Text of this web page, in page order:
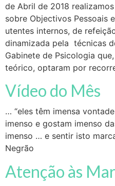
de Abril de 2018
sobre Objectivos Pessoais
utentes internos, de
dinamizada pela técnicas
Gabinete de Psicologia
teórico, optaram por
Vídeo do Mês
… “eles têm imensa
imenso e gostam imenso
imenso … e sentir isto
Negrão
Atenção às